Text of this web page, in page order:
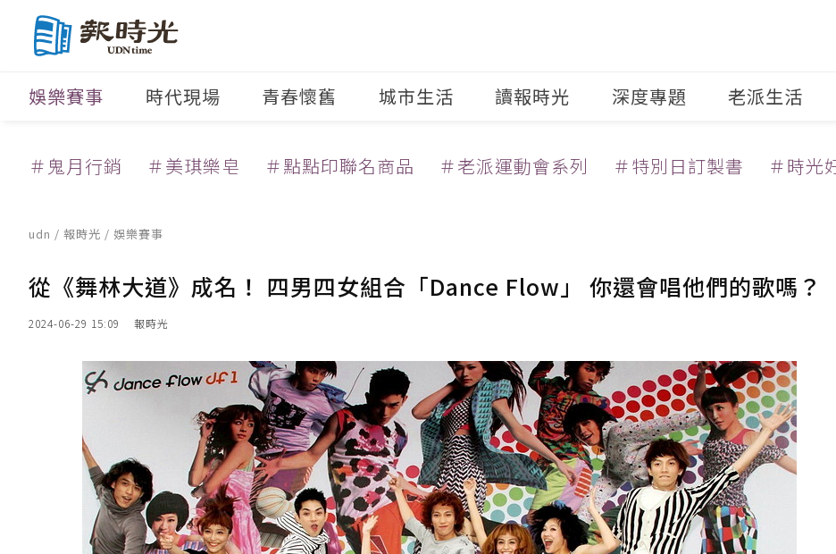
娛樂賽事 時代現場 青春懷舊 城市生活 讀報時光 深度專題 老派生活
＃鬼月行銷 ＃美琪樂皂 ＃點點印聯名商品 ＃老派運動會系列 ＃特別日訂製書 ＃時光
udn / 報時光 / 娛樂賽事
從《舞林大道》成名！ 四男四女組合「Dance Flow」 你還會唱他們的歌嗎？
2024-06-29 15:09 報時光